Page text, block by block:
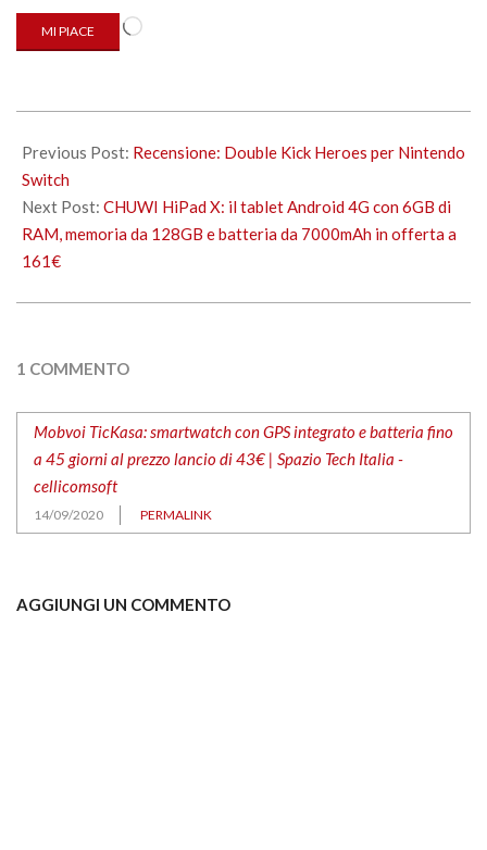
MI PIACE
Caricamento
09-
14
Previous Post: Recensione: Double Kick Heroes per Nintendo
Switch
Next Post: CHUWI HiPad X: il tablet Android 4G con 6GB di
RAM, memoria da 128GB e batteria da 7000mAh in offerta a
161€
1 COMMENTO
Mobvoi TicKasa: smartwatch con GPS integrato e batteria fino
a 45 giorni al prezzo lancio di 43€ | Spazio Tech Italia -
cellicomsoft
14/09/2020 PERMALINK
AGGIUNGI UN COMMENTO